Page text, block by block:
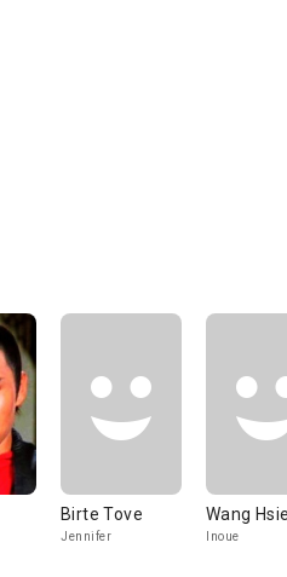
Birte Tove
Jennifer
Wang
Inoue